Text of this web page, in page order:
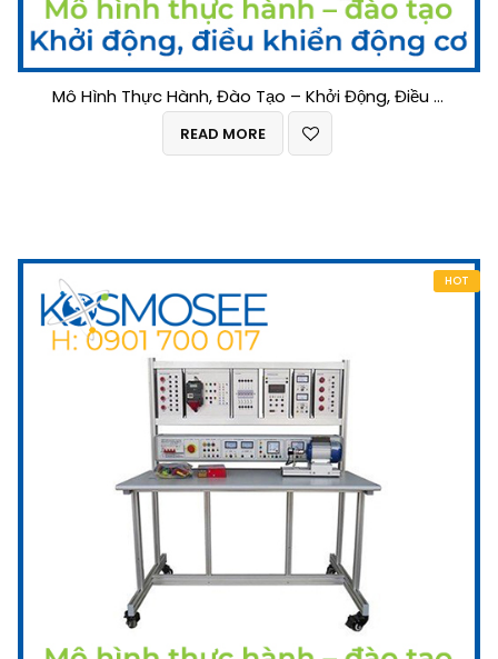
Mô Hình Thực Hành, Đào Tạo – Khởi Động, Điều Khiển Động Cơ
READ MORE
HOT